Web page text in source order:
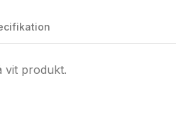
vit produkt.